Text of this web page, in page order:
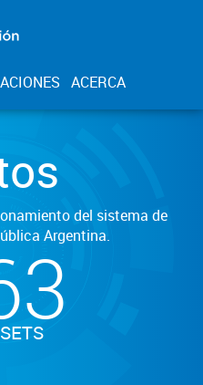
ACERCA
del sistema de
Argentina.